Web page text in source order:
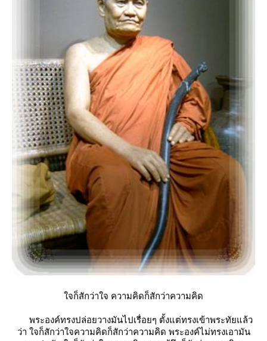
จก็สักว่าใจ ความคิดก็สักว่าความคิด
พระองค์ทรงปล่อยวางมันไปเรื่อยๆ ตั้งแต่ทรงเข้าพระทัยแล้ว
ว่า ใจก็สักว่าใจความคิดก็สักว่าความคิด พระองค์ไม่ทรงเอามัน